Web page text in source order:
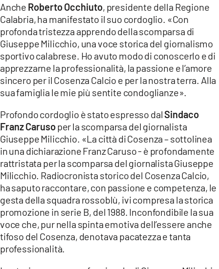
Anche Roberto Occhiuto, presidente della Regione
Calabria, ha manifestato il suo cordoglio. «Con
profonda tristezza apprendo della scomparsa di
Giuseppe Milicchio, una voce storica del giornalismo
sportivo calabrese. Ho avuto modo di conoscerlo e di
apprezzarne la professionalità, la passione e l’amore
sincero per il Cosenza Calcio e per la nostra terra. Alla
sua famiglia le mie più sentite condoglianze».
Profondo cordoglio è stato espresso dalSindaco
Franz Carusoper la scomparsa del giornalista
Giuseppe Milicchio. «La città di Cosenza – sottolinea
in una dichiarazione Franz Caruso - è profondamente
rattristata per la scomparsa del giornalista Giuseppe
Milicchio. Radiocronista storico del Cosenza Calcio,
ha saputo raccontare, con passione e competenza, le
gesta della squadra rossoblù, ivi compresa la storica
promozione in serie B, del 1988. Inconfondibile la sua
voce che, pur nella spinta emotiva dell’essere anche
tifoso del Cosenza, denotava pacatezza e tanta
professionalità.